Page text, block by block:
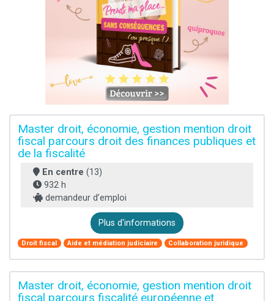
Master droit, économie, gestion mention droit
fiscal parcours droit des finances publiques et
de la fiscalité
En centre (13)
932 h
demandeur d’emploi
Plus d'informations
Droit fiscal Aide et médiation judiciaire Collaboration juridique
Master droit, économie, gestion mention droit
fiscal parcours fiscalité européenne et